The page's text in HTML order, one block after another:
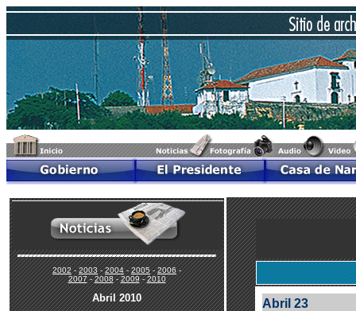
2002-2003-2004-2005-2006-
2007-2008-2009-2010
Abril 2010 Abril 23